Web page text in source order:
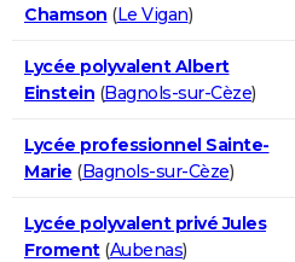
Chamson (Le Vigan)
Lycée polyvalent Albert
Einstein (Bagnols-sur-Cèze)
Lycée professionnel Sainte-
Marie (Bagnols-sur-Cèze)
Lycée polyvalent privé Jules
Froment(Aubenas)